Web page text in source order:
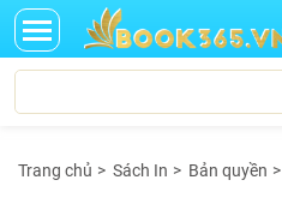
Trang chủ> Sách In> Bản quyền>